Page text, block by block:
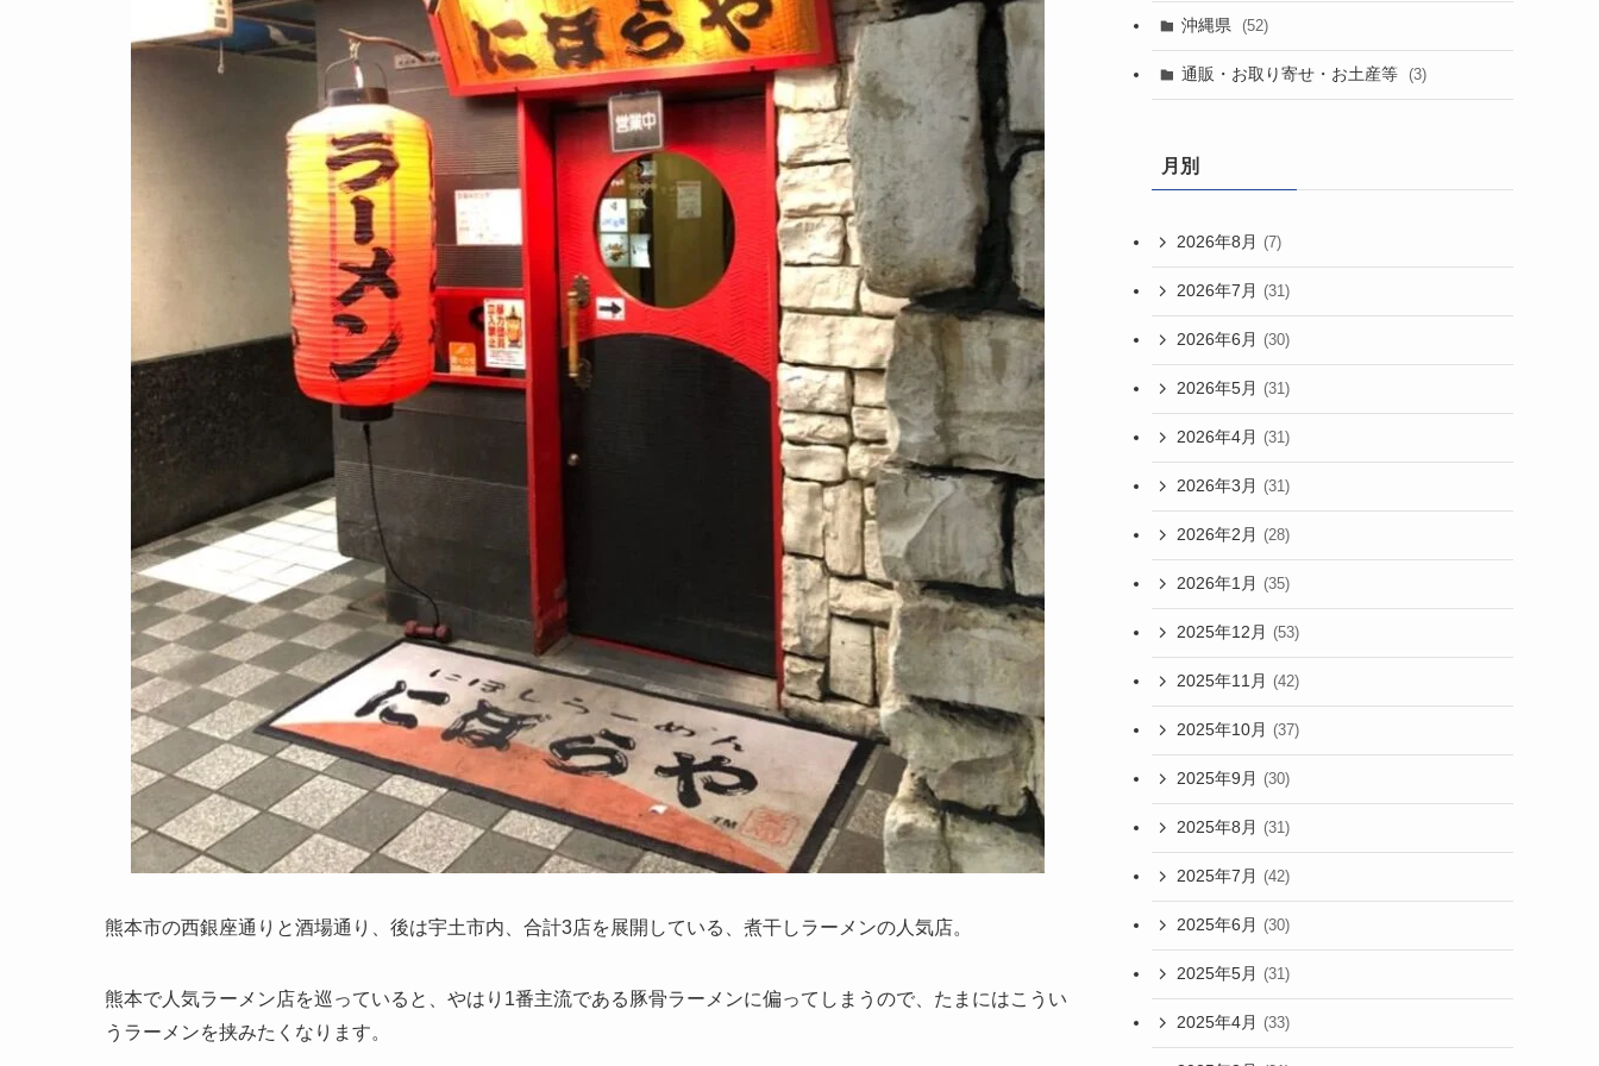
熊本市の西銀座通りと酒場通り、後は宇土市内、合計3店を展開している、煮干しラーメンの人気店。
熊本で人気ラーメン店を巡っていると、やはり1番主流である豚骨ラーメンに偏ってしまうので、たまにはこうい
うラーメンを挟みたくなります。
沖縄県 (52)
通販・お取り寄せ・お土産等 (3)
月別
2026年8月 (7)
2026年7月 (31)
2026年6月 (30)
2026年5月 (31)
2026年4月 (31)
2026年3月 (31)
2026年2月 (28)
2026年1月 (35)
2025年12月 (53)
2025年11月 (42)
2025年10月 (37)
2025年9月 (30)
2025年8月 (31)
2025年7月 (42)
2025年6月 (30)
2025年5月 (31)
2025年4月 (33)